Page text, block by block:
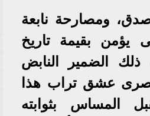
صدق، ومصارحة نابعة
بقيمة تاريخ
ذلك الضمير النابض
عشق تراب هذا
المساس بثوابته